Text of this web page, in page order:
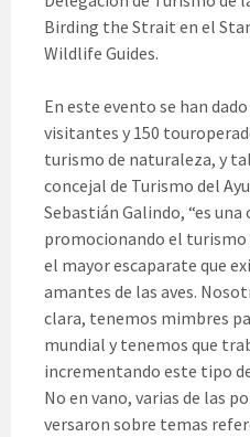
Birding the Strait en el
Wildlife Guides.
En este evento se han
visitantes y 150
turismo de naturaleza, y
concejal de Turismo del
Sebastián Galindo, “es
promocionando el
el mayor escaparate que
amantes de las aves.
clara, tenemos mimbres
mundial y tenemos que
incrementando este tipo
No en vano, varias de las
versaron sobre temas